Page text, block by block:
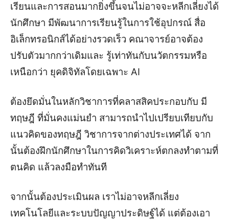
เรียนและการสอนมากยิ่งขึ้นจนไม่อาจจะหลีกเลี่ยงได้
นักศึกษา มีพัฒนาการเรียนรู้ในการใช้อุปกรณ์ สื่อ
อิเล็กทรอนิกส์ได้อย่างรวดเร็ว คณาจารย์อาจต้อง
ปรับตัวมากกว่าเดิมและ รู้เท่าทันกับนวัตกรรมหรือ
เหนือกว่า ยุคดิจิทัลโดยเฉพาะ AI
ต้องยึดมั่นในหลักวิชาการที่คลาสสิคประกอบกับ มี
ทฤษฎี ที่มั่นคงแม่นยำ สามารถนำไปเปรียบเทียบกับ
แนวคิดของทฤษฎี วิชาการจากต่างประเทศได้ จาก
นั้นต้องฝึกนักศึกษาในการคิดวิเคราะห์ตกลงทำตามที่
ตนคิด แล้วลงมือทำทันที
จากนั้นต้องประเมินผล เราไม่อาจหลีกเลี่ยง
เทคโนโลยีและระบบปัญญาประดิษฐ์ได้ แต่ต้องเอา